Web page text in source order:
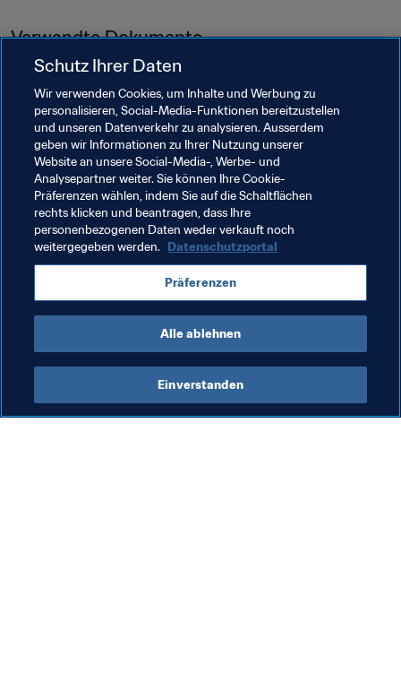
Verwandte Dokumente
PDF
Das Auslosungsverfahren
Verwandte Themen
FIFA Futsal-Weltmeisterschaft Litauen 2021™
Schutz Ihrer Daten
Wir verwenden Cookies, um Inhalte und Werbung zu
personalisieren, Social-Media-Funktionen bereitzustellen
und unseren Datenverkehr zu analysieren. Ausserdem
geben wir Informationen zu Ihrer Nutzung unserer
Website an unsere Social-Media-, Werbe- und
Analysepartner weiter. Sie können Ihre Cookie-
Präferenzen wählen, indem Sie auf die Schaltflächen
rechts klicken und beantragen, dass Ihre
personenbezogenen Daten weder verkauft noch
weitergegeben werden. Datenschutzportal
Präferenzen
Alle ablehnen
Einverstanden